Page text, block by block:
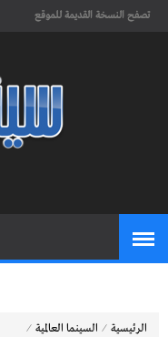
تصفح النسخة القديمة للموقع
الرئيسية ⁄ السينما العالمية ⁄